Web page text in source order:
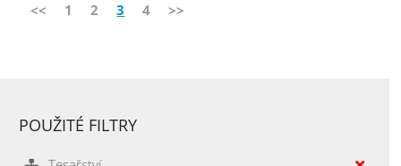
<< 1 2 3 4 >>
POUŽITÉ FILTRY